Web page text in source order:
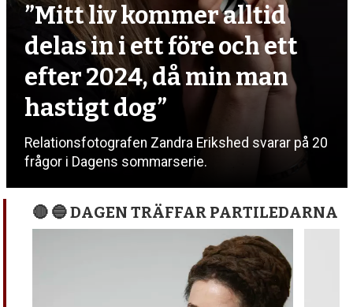
”Mitt liv kommer alltid
delas in i ett före och ett
efter 2024, då min man
hastigt dog”
Relationsfotografen Zandra Erikshed svarar på 20
frågor i Dagens sommarserie.
🔴 🔵 DAGEN TRÄFFAR PARTILEDARNA